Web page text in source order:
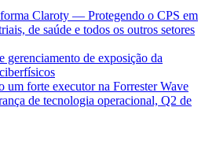
Claroty — Protegendo o CPS em
de saúde e todos os outros setores
gerenciamento de exposição da
um forte executor na Forrester Wave
de tecnologia operacional, Q2 de